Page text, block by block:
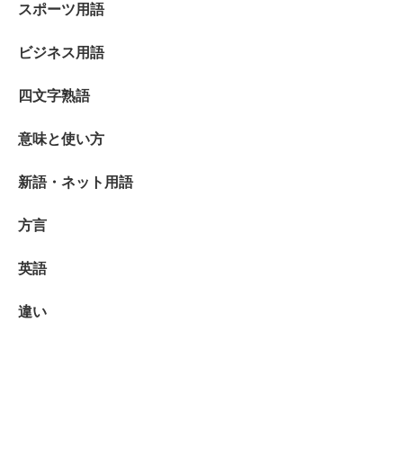
スポーツ用語
ビジネス用語
四文字熟語
意味と使い方
新語・ネット用語
方言
英語
違い